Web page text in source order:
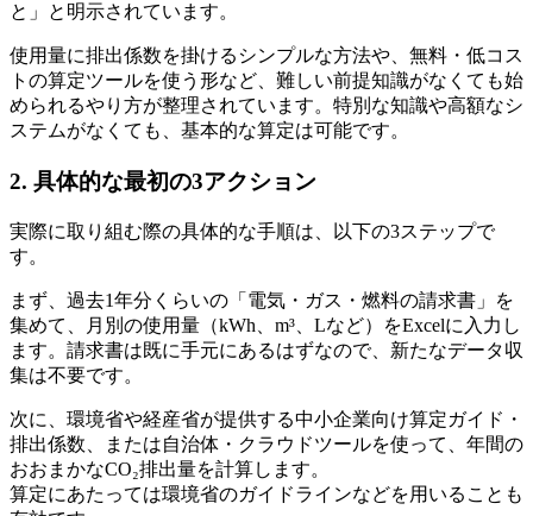
と」と明示されています。
使用量に排出係数を掛けるシンプルな方法や、無料・低コス
トの算定ツールを使う形など、難しい前提知識がなくても始
められるやり方が整理されています。特別な知識や高額なシ
ステムがなくても、基本的な算定は可能です。
2. 具体的な最初の3アクション
実際に取り組む際の具体的な手順は、以下の3ステップで
す。
まず、過去1年分くらいの「電気・ガス・燃料の請求書」を
集めて、月別の使用量（kWh、m³、Lなど）をExcelに入力し
ます。請求書は既に手元にあるはずなので、新たなデータ収
集は不要です。
次に、環境省や経産省が提供する中小企業向け算定ガイド・
排出係数、または自治体・クラウドツールを使って、年間の
おおまかなCO₂排出量を計算します。
算定にあたっては環境省のガイドラインなどを用いることも